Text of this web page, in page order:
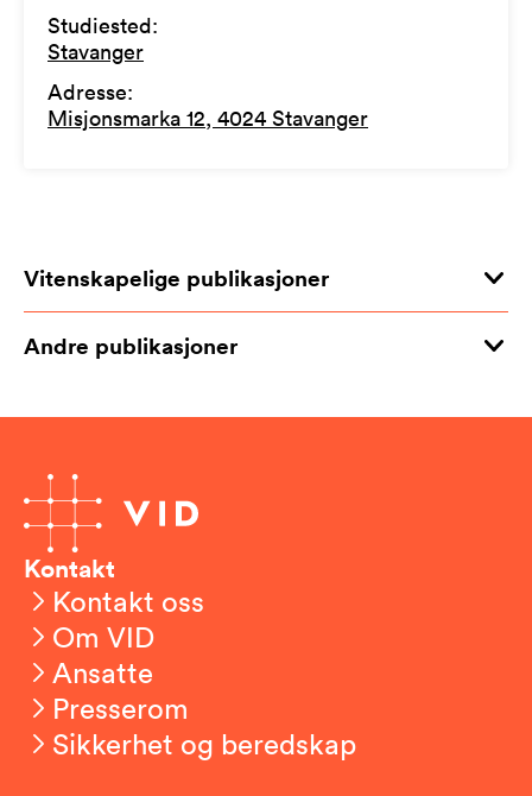
Studiested:
Stavanger
Adresse:
Misjonsmarka 12, 4024 Stavanger
Vitenskapelige publikasjoner
Andre publikasjoner
Kontakt
Kontakt oss
Om VID
Ansatte
Presserom
Sikkerhet og beredskap